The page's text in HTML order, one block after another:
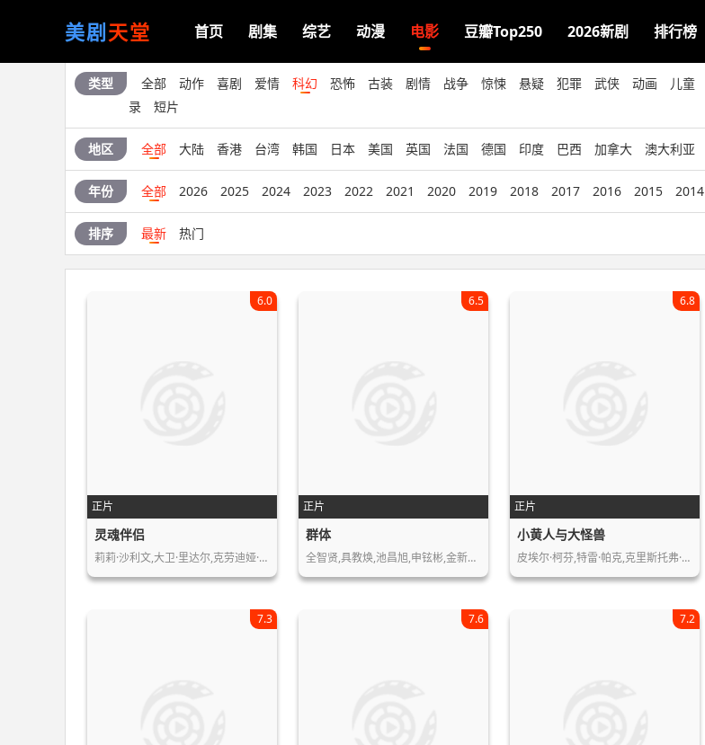
美剧天堂 首页 剧集 综艺 动漫 电影 豆瓣Top250 2026新剧 排行榜
类型 全部 动作 喜剧 爱情 科幻 恐怖 古装 剧情 战争 惊悚 悬疑 犯罪 武侠 动画 儿童
录
短片
地区 全部 大陆 香港 台湾 韩国 日本 美国 英国 法国 德国 印度 巴西 加拿大 澳大利亚
年份 全部 2026 2025 2024 2023 2022 2021 2020 2019 2018 2017 2016 2015 2014
排序 最新 热门
正片
6.0
灵魂伴侣
莉莉·沙利文,大卫·里达尔,克劳迪娅·…
正片
6.5
群体
全智贤,具教焕,池昌旭,申铉彬,金新绿,…
正片
6.8
小黄人与大怪兽
皮埃尔·柯芬,特雷·帕克,克里斯托弗·…
7.3 7.6 7.2